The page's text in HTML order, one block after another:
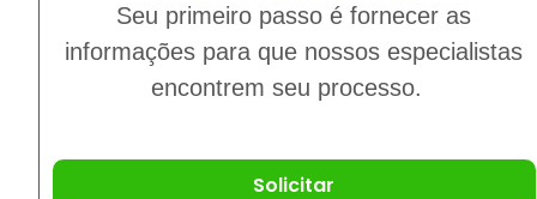
Seu primeiro passo é fornecer as
informações para que nossos especialistas
encontrem seu processo.
Solicitar